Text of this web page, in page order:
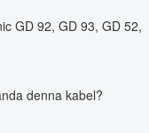
GD 92, GD 93, GD 52,
denna kabel?